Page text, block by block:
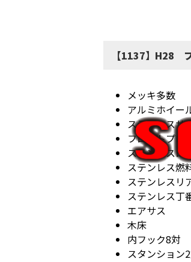
【1137】H28
メッキ多数
アルミホイー
ステンレスサ
フロントプロ
ステンレスロ
ステンレス
ステンレスリ
ステンレス丁
エアサス
木床
内フック8対
スタンショ